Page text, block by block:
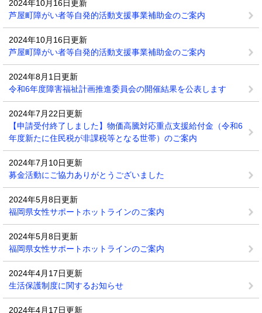
2024年10月16日更新
芦屋町障がい者等自発的活動支援事業補助金のご案内
2024年10月16日更新
芦屋町障がい者等自発的活動支援事業補助金のご案内
2024年8月1日更新
令和6年度障害福祉計画推進委員会の開催結果を公表します
2024年7月22日更新
【申請受付終了しました】物価高騰対応重点支援給付金（令和6
年度新たに住民税が非課税等となる世帯）のご案内
2024年7月10日更新
募金活動にご協力ありがとうございました
2024年5月8日更新
福岡県女性サポートホットラインのご案内
2024年5月8日更新
福岡県女性サポートホットラインのご案内
2024年4月17日更新
生活保護制度に関するお知らせ
2024年4月17日更新